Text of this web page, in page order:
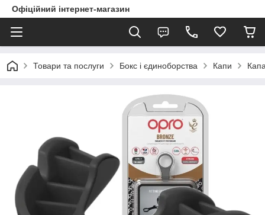
Офіційний інтернет-магазин
Товари та послуги Бокс і єдиноборства Капи